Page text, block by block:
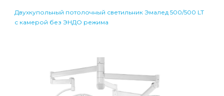
Двухкупольный потолочный светильник Эмалед 500/500 LT
с камерой без ЭНДО режима